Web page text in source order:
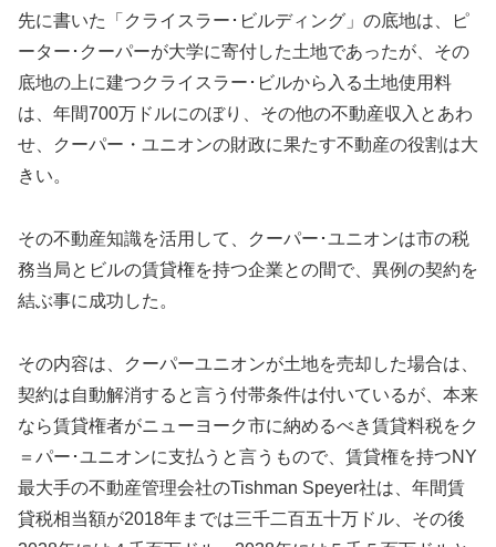
先に書いた「クライスラー･ビルディング」の底地は、ピ
ーター･クーパーが大学に寄付した土地であったが、その
底地の上に建つクライスラー･ビルから入る土地使用料
は、年間700万ドルにのぼり、その他の不動産収入とあわ
せ、クーパー・ユニオンの財政に果たす不動産の役割は大
きい。
その不動産知識を活用して、クーパー･ユニオンは市の税
務当局とビルの賃貸権を持つ企業との間で、異例の契約を
結ぶ事に成功した。
その内容は、クーパーユニオンが土地を売却した場合は、
契約は自動解消すると言う付帯条件は付いているが、本来
なら賃貸権者がニューヨーク市に納めるべき賃貸料税をク
＝パー･ユニオンに支払うと言うもので、賃貸権を持つNY
最大手の不動産管理会社のTishman Speyer社は、年間賃
貸税相当額が2018年までは三千二百五十万ドル、その後